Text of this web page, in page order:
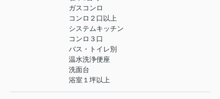
ガスコンロ
コンロ２口以上
システムキッチン
コンロ３口
バス・トイレ別
温水洗浄便座
洗面台
浴室１坪以上